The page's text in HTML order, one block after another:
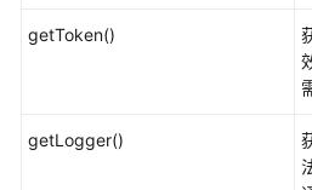
getToken()
getLogger()